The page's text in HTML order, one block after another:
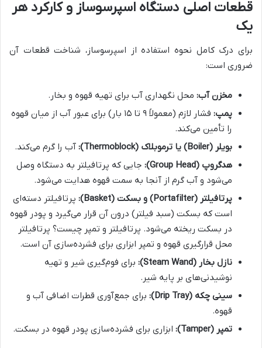
قطعات اصلی دستگاه اسپرسوساز و کارکرد هر
یک
برای درک کامل نحوه استفاده از اسپرسوساز، شناخت قطعات آن
ضروری است:
مخزن آب: محل نگهداری آب برای تهیه قهوه و بخار.
پمپ:
فشار لازم (معمولاً ۹ تا ۱۵ بار) برای عبور آب از میان قهوه
را تأمین می‌کند.
بویلر (Boiler) یا ترموبلاک (Thermoblock):
آب را گرم می‌کند.
هدگروپ (Group Head):
جایی که پرتافیلتر به دستگاه وصل
می‌شود و آب گرم از آنجا به سمت قهوه هدایت می‌شود.
پرتافیلتر (Portafilter) و بسکت (Basket):
پرتافیلتر دسته‌ای
است که بسکت (سبد فیلتر) درون آن قرار می‌گیرد و پودر قهوه
در بسکت ریخته می‌شود. پرتافیلتر و تمپر چیست؟ پرتافیلتر
محل قرارگیری قهوه و تمپر ابزاری برای فشرده‌سازی آن است.
نازل بخار (Steam Wand):
برای فوم‌گیری شیر و تهیه
نوشیدنی‌های بر پایه شیر.
سینی چکه (Drip Tray):
برای جمع‌آوری قطرات اضافی آب و
قهوه.
تمپر (Tamper):
ابزاری برای فشرده‌سازی پودر قهوه در بسکت.